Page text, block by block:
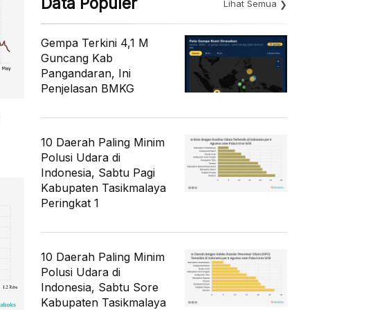
Lihat Semua
Gempa Terkini 4,1 M
Guncang Kab
Pangandaran, Ini
Penjelasan BMKG
10 Daerah Paling Minim
Polusi Udara di
Indonesia, Sabtu Pagi
Kabupaten Tasikmalaya
Peringkat 1
10 Daerah Paling Minim
Polusi Udara di
Indonesia, Sabtu Sore
Kabupaten Tasikmalaya